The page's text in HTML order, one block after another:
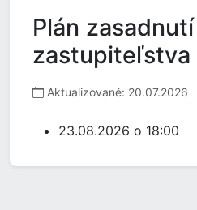
Plán
zastupiteľstva
Aktualizované: 20.07.2026
23.08.2026 o 18:00